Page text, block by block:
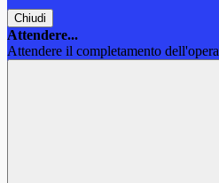
Chiudi
Attendere...
Attendere il completamento